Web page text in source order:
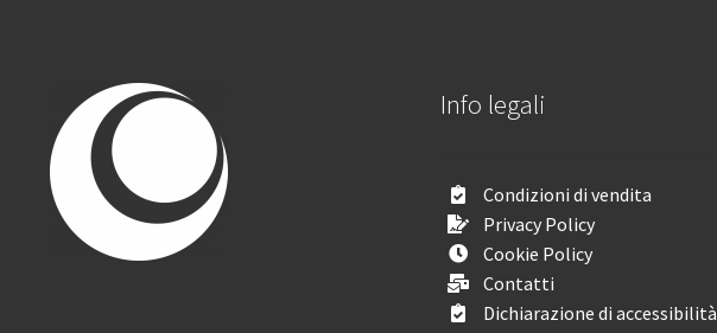
Info legali
Condizioni di vendita
Privacy Policy
Cookie Policy
Contatti
Dichiarazione di accessibilità